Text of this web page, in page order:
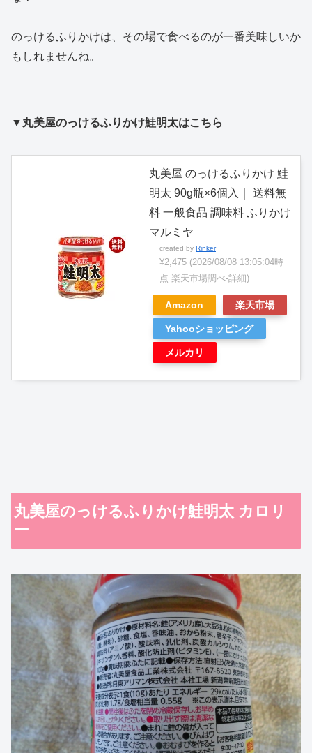
のっけるふりかけは、その場で食べるのが一番美味しいか
もしれませんね。
▼丸美屋のっけるふりかけ鮭明太はこちら
丸美屋 のっけるふりかけ 鮭
明太 90g瓶×6個入｜ 送料無
料 一般食品 調味料 ふりかけ
マルミヤ
created by Rinker
¥2,475 (2026/08/08 13:05:04時
点 楽天市場調べ-詳細)
Amazon 楽天市場
Yahooショッピング
メルカリ
丸美屋のっけるふりかけ鮭明太 カロリ
ー